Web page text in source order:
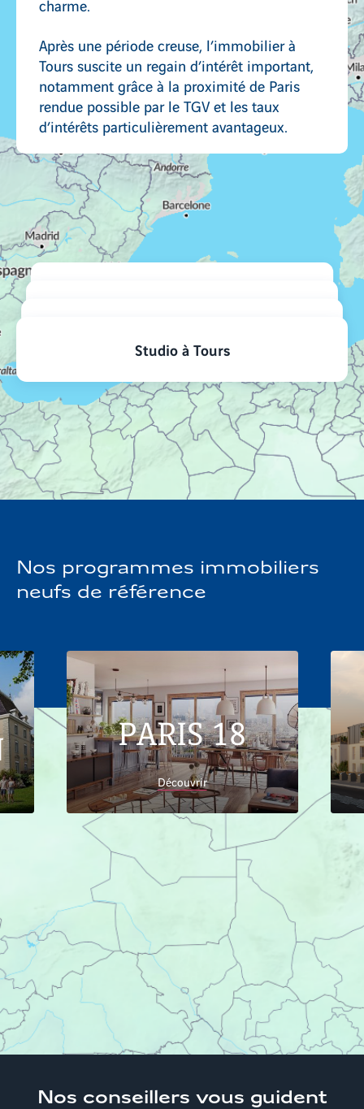
charme.
Après une période creuse, l’immobilier à
Tours suscite un regain d’intérêt important,
notamment grâce à la proximité de Paris
rendue possible par le TGV et les taux
d’intérêts particulièrement avantageux.
Studio à Tours
Voir plusde question
Nos programmes immobiliers
neufs de référence
PARIS 18
Découvrir
Trouver son logement
Centre-Val de
Indre-et-Loire
Appartements neufs Tours
37000
Nos conseillers vous guident